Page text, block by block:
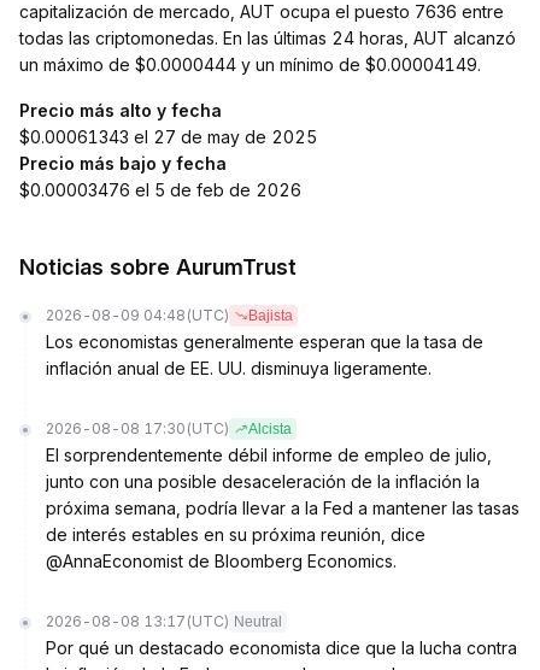
capitalización de mercado, AUT ocupa el puesto 7636 entre
todas las criptomonedas. En las últimas 24 horas, AUT alcanzó
un máximo de $0.0000444 y un mínimo de $0.00004149.
Precio más alto y fecha
$0.00061343 el 27 de may de 2025
Precio más bajo y fecha
$0.00003476 el 5 de feb de 2026
Noticias sobre AurumTrust
2026-08-09 04:48 (UTC) Bajista
Los economistas generalmente esperan que la tasa de
inflación anual de EE. UU. disminuya ligeramente.
2026-08-08 17:30 (UTC) Alcista
El sorprendentemente débil informe de empleo de julio,
junto con una posible desaceleración de la inflación la
próxima semana, podría llevar a la Fed a mantener las tasas
de interés estables en su próxima reunión, dice
@AnnaEconomist de Bloomberg Economics.
2026-08-08 13:17 (UTC) Neutral
Por qué un destacado economista dice que la lucha contra